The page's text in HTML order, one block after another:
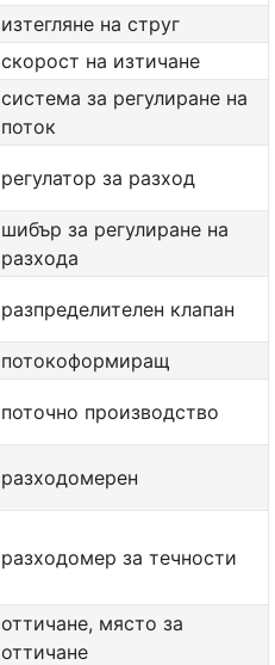
изтегляне на струг
скорост на изтичане
система за регулиране на
поток
регулатор за разход
шибър за регулиране на
разхода
разпределителен клапан
потокоформиращ
поточно производство
разходомерен
разходомер за течности
оттичане, място за
оттичане